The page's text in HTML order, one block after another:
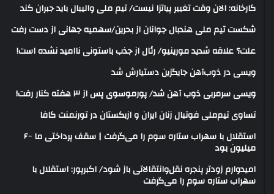
کارخانه: الان وقت تغییر پیاتزا نیست/ تیم ملی والیبال باید جبران کند
شکست تیم ملی هندبال جوانان از بحرین/سهمیه جهانی از دست رفت
علت؟ علاقه شدید مورینیو/ رئال از جذب باستونی ناامید نشده است!
ویسی در ذوب‌آهن جایگزین دستیارش شد
ویسی سرمربی ذوب آهن شد/ پورموسوی پس از ۳ هفته کنار رفت!
تساوی تیم‌ملی فوتبال زنان ایران و ازبکستان در تورنمنت کافا
استقلال با سهراب ستاره سوم را می‌گرفت | سقف پرداختی ما ۶۰۰
میلیون بود
امیدوارم زودتر پنجره نقل‌وانتقالاتی باز شود/ اکبرپور: استقلال با
سهراب ستاره سوم را می‌گرفت